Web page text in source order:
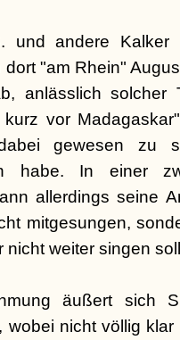
und andere Kalker
"am Rhein"
anlässlich solcher
vor
gewesen zu
habe. In einer
allerdings seine
mitgesungen,
weiter singen
äußert sich
wobei nicht völlig